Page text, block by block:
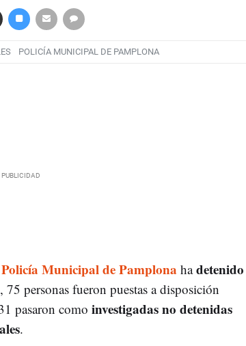
POLICÍA MUNICIPAL DE PAMPLONA
Policía Municipal de Pamplona hadetenido
75 personas fueron puestas a disposición
pasaron como investigadas no detenidas
.